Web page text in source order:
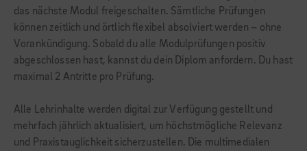
das nächste Modul freigeschalten. Sämtliche Prüfungen
können zeitlich und örtlich flexibel absolviert werden – ohne
Vorankündigung. Sobald du alle Modulprüfungen positiv
abgeschlossen hast, kannst du dein Diplom anfordern. Du hast
maximal 2 Antritte pro Prüfung.
Alle Lehrinhalte werden digital zur Verfügung gestellt und
mehrfach jährlich aktualisiert, um höchstmögliche Relevanz
und Praxistauglichkeit sicherzustellen. Die multimedialen